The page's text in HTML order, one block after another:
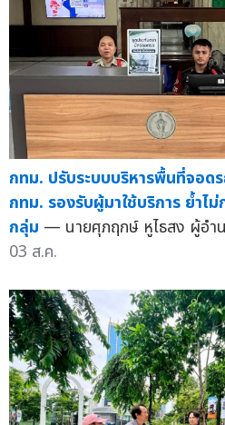
กทม. ปรับระบบบริหารพื้นที่จอด
กทม. รองรับผู้มาใช้บริการ ย้ำไ
กลุ่ม — นายศุภฤกษ์ หูไธสง ผู้อำน
03 ส.ค.